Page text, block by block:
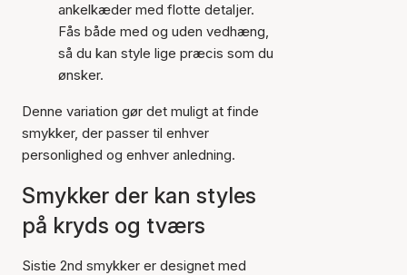
ankelkæder med flotte detaljer.
Fås både med og uden vedhæng,
så du kan style lige præcis som du
ønsker.
Denne variation gør det muligt at finde
smykker, der passer til enhver
personlighed og enhver anledning.
Smykker der kan styles
på kryds og tværs
Sistie 2nd smykker er designet med